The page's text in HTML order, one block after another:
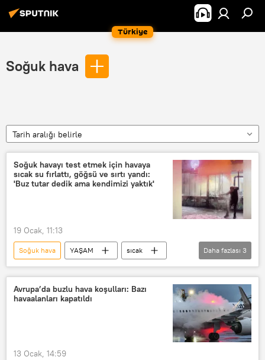
Türkiye
Soğuk hava
Tarih aralığı belirle
Soğuk havayı test etmek için havaya
sıcak su fırlattı, göğsü ve sırtı yandı:
'Buz tutar dedik ama kendimizi yaktık'
19 Ocak, 11:13
Soğuk hava YAŞAM
sıcak
Soğuk
yanma yanmak
Daha fazlası 3
Avrupa’da buzlu hava koşulları: Bazı
havaalanları kapatıldı
13 Ocak, 14:59